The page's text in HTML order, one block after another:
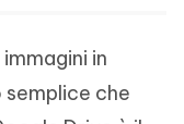
in
che